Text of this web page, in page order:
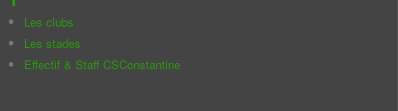
Les clubs
Les stades
Effectif & Staff CSConstantine